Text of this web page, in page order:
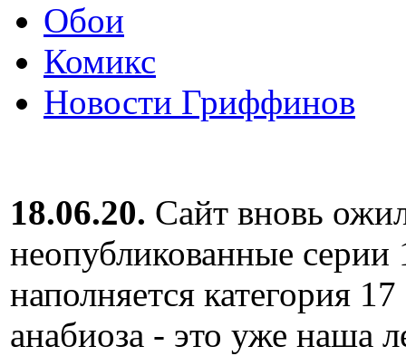
Обои
Комикс
Новости Гриффинов
18.06.20. Сайт вновь
неопубликованные серии
наполняется категория
анабиоза - это уже наша